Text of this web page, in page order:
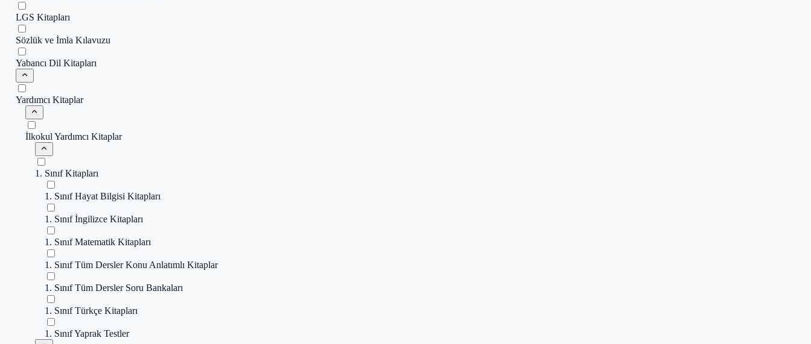
LGS Kitapları
Sözlük ve İmla Kılavuzu
Yabancı Dil Kitapları
Yardımcı Kitaplar
İlkokul Yardımcı Kitaplar
1. Sınıf Kitapları
1. Sınıf Hayat Bilgisi Kitapları
1. Sınıf İngilizce Kitapları
1. Sınıf Matematik Kitapları
1. Sınıf Tüm Dersler Konu Anlatımlı Kitaplar
1. Sınıf Tüm Dersler Soru Bankaları
1. Sınıf Türkçe Kitapları
1. Sınıf Yaprak Testler